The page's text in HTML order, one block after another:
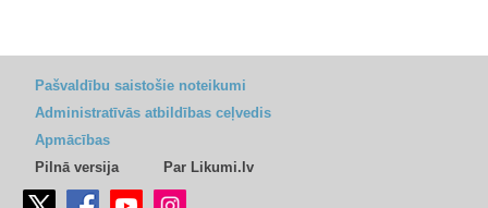
Pašvaldību saistošie noteikumi
Administratīvās atbildības ceļvedis
Apmācības
Pilnā versija
Par Likumi.lv